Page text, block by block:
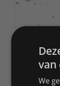
van
We